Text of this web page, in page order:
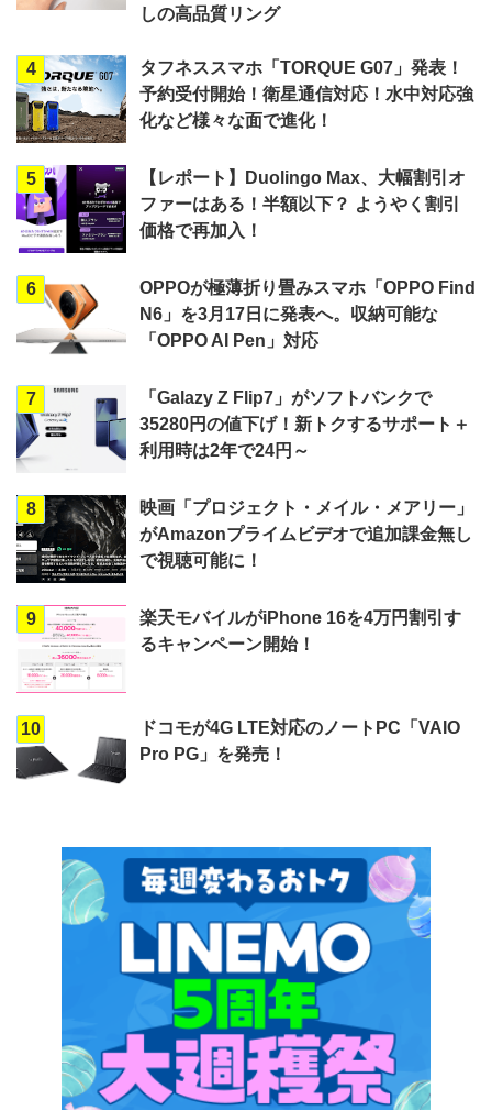
しの高品質リング
4
タフネススマホ「TORQUE G07」発表！
予約受付開始！衛星通信対応！水中対応強
化など様々な面で進化！
5
【レポート】Duolingo Max、大幅割引オ
ファーはある！半額以下？ ようやく割引
価格で再加入！
6
OPPOが極薄折り畳みスマホ「OPPO Find
N6」を3月17日に発表へ。収納可能な
「OPPO AI Pen」対応
7
「Galazy Z Flip7」がソフトバンクで
35280円の値下げ！新トクするサポート＋
利用時は2年で24円～
8
映画「プロジェクト・メイル・メアリー」
がAmazonプライムビデオで追加課金無し
で視聴可能に！
9
楽天モバイルがiPhone 16を4万円割引す
るキャンペーン開始！
10
ドコモが4G LTE対応のノートPC「VAIO
Pro PG」を発売！